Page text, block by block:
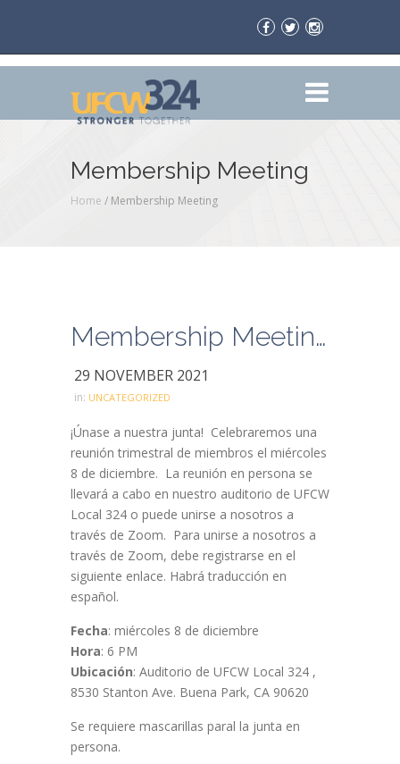
Membership Meeting
Home / Membership Meeting
Membership Meeting
29 NOVEMBER 2021
in: UNCATEGORIZED
¡Únase a nuestra junta! Celebraremos una
reunión trimestral de miembros el miércoles
8 de diciembre. La reunión en persona se
llevará a cabo en nuestro auditorio de UFCW
Local 324 o puede unirse a nosotros a
través de Zoom. Para unirse a nosotros a
través de Zoom, debe registrarse en el
siguiente enlace. Habrá traducción en
español.
Fecha: miércoles 8 de diciembre
Hora: 6 PM
Ubicación: Auditorio de UFCW Local 324 ,
8530 Stanton Ave. Buena Park, CA 90620
Se requiere mascarillas paral la junta en
persona.